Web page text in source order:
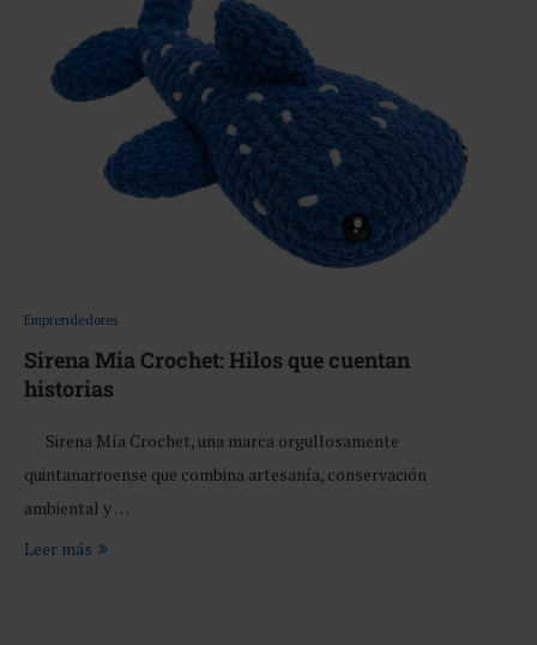
Emprendedores
Sirena Mia Crochet: Hilos que cuentan
historias
Sirena Mía Crochet, una marca orgullosamente
quintanarroense que combina artesanía, conservación
ambiental y …
Leer más